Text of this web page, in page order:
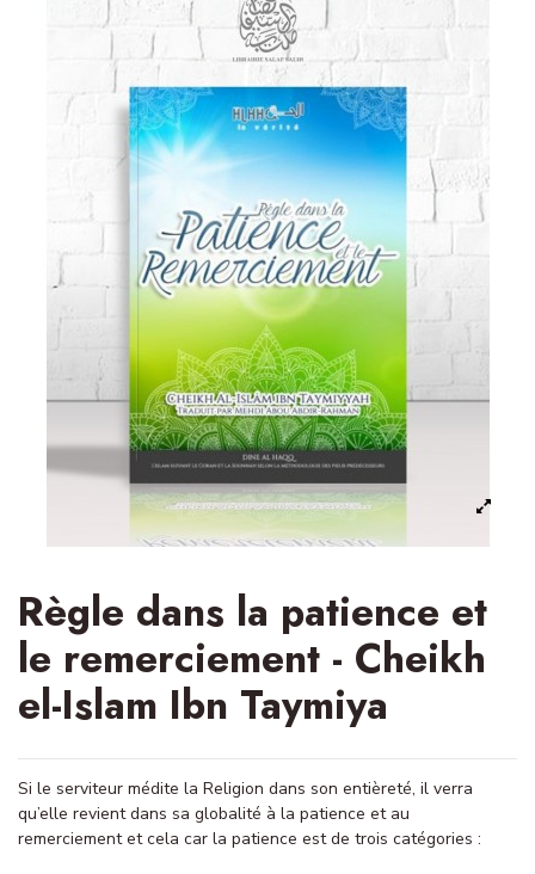
Règle dans la patience et
le remerciement - Cheikh
el-Islam Ibn Taymiya
Si le serviteur médite la Religion dans son entièreté, il verra
qu’elle revient dans sa globalité à la patience et au
remerciement et cela car la patience est de trois catégories :